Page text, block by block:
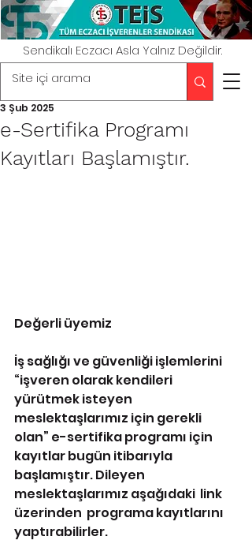
Sendikalı Eczacı Asla Yalnız Değildir.
e-Sertifika Programı
Kayıtları Başlamıştır.
3 Şub 2025
Değerli üyemiz
İş sağlığı ve güvenliği işlemlerini
“işveren olarak kendileri
yürütmek isteyen
meslektaşlarımız için gerekli
olan” e-sertifika programı için
kayıtlar bugün itibarıyla
başlamıştır. Dileyen
meslektaşlarımız aşağıdaki  link
üzerinden  programa kayıtlarını
yaptırabilirler.